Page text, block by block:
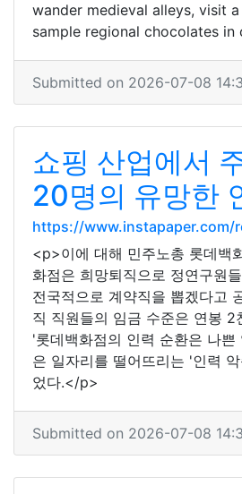
wander medieval alleys, visit
sample regional chocolates in
Submitted on 2026-07-08
쇼핑 산업에서
20명의 유망한
https://www.instapaper.com/
<p>이에 대해 민주노총 롯데백
화점은 희망퇴직으로 정연구원
전국적으로 계약직을 뽑겠다고
직 직원들의 임금 수준은 연봉 2
'롯데백화점의 인력 순환은 나쁜
은 일자리를 떨어뜨리는 '인력
었다.</p>
Submitted on 2026-07-08